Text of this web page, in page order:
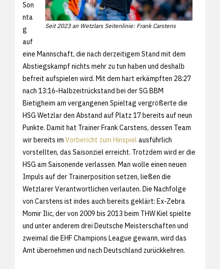
Seit 2023 an Wetzlars Seitenlinie: Frank Carstens
Son
nta
g
auf
eine Mannschaft, die nach derzeitigem Stand mit dem
Abstiegskampf nichts mehr zu tun haben und deshalb
befreit aufspielen wird. Mit dem hart erkämpften 28:27
nach 13:16-Halbzeitrückstand bei der SG BBM
Bietigheim am vergangenen Spieltag vergrößerte die
HSG Wetzlar den Abstand auf Platz 17 bereits auf neun
Punkte. Damit hat Trainer Frank Carstens, dessen Team
wir bereits im Vorbericht zum Hinspiel ausführlich
vorstellten, das Saisonziel erreicht. Trotzdem wird er die
HSG am Saisonende verlassen. Man wolle einen neuen
Impuls auf der Trainerposition setzen, ließen die
Wetzlarer Verantwortlichen verlauten. Die Nachfolge
von Carstens ist indes auch bereits geklärt: Ex-Zebra
Momir Ilic, der von 2009 bis 2013 beim THW Kiel spielte
und unter anderem drei Deutsche Meisterschaften und
zweimal die EHF Champions League gewann, wird das
Amt übernehmen und nach Deutschland zurückkehren.